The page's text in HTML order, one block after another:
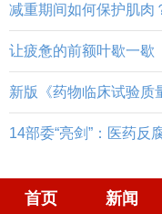
减重期间如何保护肌肉
让疲惫的前额叶歇一歇
新版《药物临床试验质
14部委“亮剑”：医药反
首页 新闻